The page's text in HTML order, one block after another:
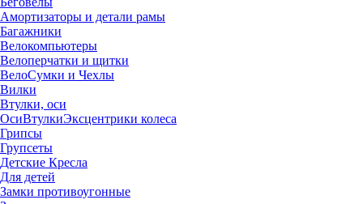
Амортизаторы и детали рамы
Багажники
Велокомпьютеры
Велоперчатки и щитки
ВелоСумки и Чехлы
Вилки
Втулки, оси
ОсиВтулкиЭксцентрики колеса
Грипсы
Групсеты
Детские Кресла
Для детей
Замки противоугонные